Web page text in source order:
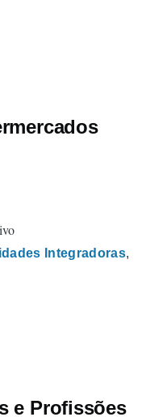
Integradoras
e Profissões